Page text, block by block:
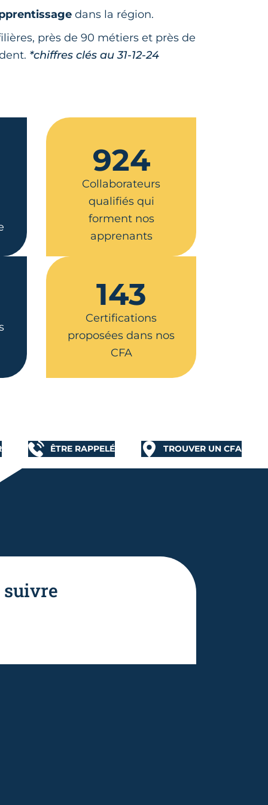
dans la région.
près de 90 métiers et près de
*chiffres clés au 31-12-24
924
Collaborateurs
qualifiés qui
forment nos
apprenants
143
Certifications
proposées dans nos
CFA
ÊTRE RAPPELÉ TROUVER UN CFA
suivre